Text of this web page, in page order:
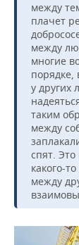
между
плачет
между
многие
порядке,
у других
таким
между
спят.
какого-
между